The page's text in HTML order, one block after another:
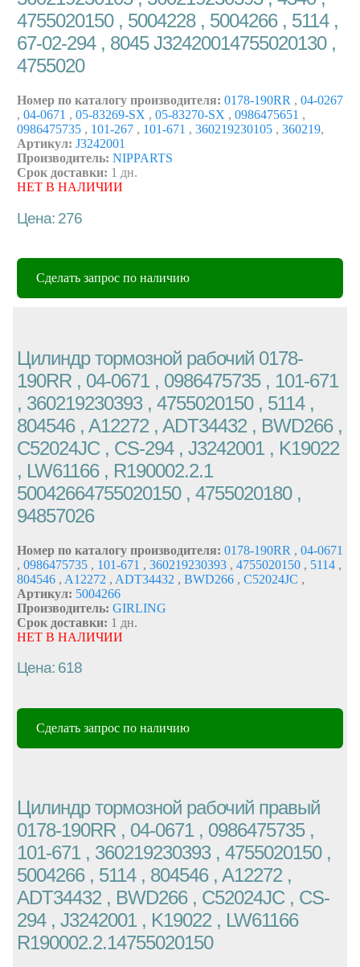
4755020150 , 5004228 , 5004266 , 5114 ,
67-02-294 , 8045 J32420014755020130 ,
4755020
Номер по каталогу производителя: 0178-190RR , 04-0267
, 04-0671 , 05-83269-SX , 05-83270-SX , 0986475651 ,
0986475735 , 101-267 , 101-671 , 360219230105 , 360219,
Артикул: J3242001
Производитель: NIPPARTS
Срок доставки: 1 дн.
НЕТ В НАЛИЧИИ
Цена: 276
Сделать запрос по наличию
Цилиндр тормозной рабочий 0178-
190RR , 04-0671 , 0986475735 , 101-671
, 360219230393 , 4755020150 , 5114 ,
804546 , A12272 , ADT34432 , BWD266 ,
C52024JC , CS-294 , J3242001 , K19022
, LW61166 , R190002.2.1
50042664755020150 , 4755020180 ,
94857026
Номер по каталогу производителя: 0178-190RR , 04-0671
, 0986475735 , 101-671 , 360219230393 , 4755020150 , 5114 ,
804546 , A12272 , ADT34432 , BWD266 , C52024JC ,
Артикул: 5004266
Производитель: GIRLING
Срок доставки: 1 дн.
НЕТ В НАЛИЧИИ
Цена: 618
Сделать запрос по наличию
Цилиндр тормозной рабочий правый
0178-190RR , 04-0671 , 0986475735 ,
101-671 , 360219230393 , 4755020150 ,
5004266 , 5114 , 804546 , A12272 ,
ADT34432 , BWD266 , C52024JC , CS-
294 , J3242001 , K19022 , LW61166
R190002.2.14755020150